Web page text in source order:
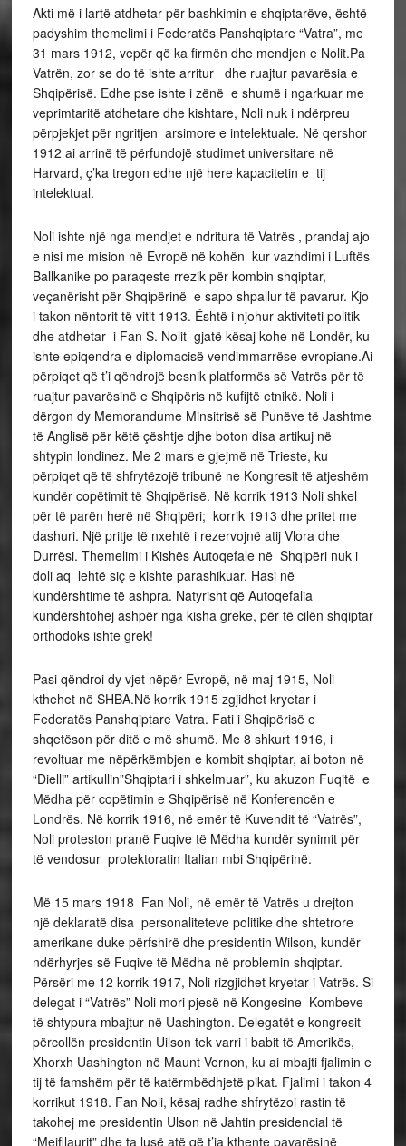
Akti më i lartë atdhetar për bashkimin e shqiptarëve, është
padyshim themelimi i Federatës Panshqiptare “Vatra”, me
31 mars 1912, vepër që ka firmën dhe mendjen e Nolit.Pa
Vatrën, zor se do të ishte arritur dhe ruajtur pavarësia e
Shqipërisë. Edhe pse ishte i zënë e shumë i ngarkuar me
veprimtaritë atdhetare dhe kishtare, Noli nuk i ndërpreu
përpjekjet për ngritjen arsimore e intelektuale. Në qershor
1912 ai arrinë të përfundojë studimet universitare në
Harvard, ç’ka tregon edhe një here kapacitetin e tij
intelektual.
Noli ishte një nga mendjet e ndritura të Vatrës , prandaj ajo
e nisi me mision në Evropë në kohën kur vazhdimi i Luftës
Ballkanike po paraqeste rrezik për kombin shqiptar,
veçanërisht për Shqipërinë e sapo shpallur të pavarur. Kjo
i takon nëntorit të vitit 1913. Është i njohur aktiviteti politik
dhe atdhetar i Fan S. Nolit gjatë kësaj kohe në Londër, ku
ishte epiqendra e diplomacisë vendimmarrëse evropiane.Ai
përpiqet që t’i qëndrojë besnik platformës së Vatrës për të
ruajtur pavarësinë e Shqipëris në kufijtë etnikë. Noli i
dërgon dy Memorandume Minsitrisë së Punëve të Jashtme
të Anglisë për këtë çështje djhe boton disa artikuj në
shtypin londinez. Me 2 mars e gjejmë në Trieste, ku
përpiqet që të shfrytëzojë tribunë ne Kongresit të atjeshëm
kundër copëtimit të Shqipërisë. Në korrik 1913 Noli shkel
për të parën herë në Shqipëri; korrik 1913 dhe pritet me
dashuri. Një pritje të nxehtë i rezervojnë atij Vlora dhe
Durrësi. Themelimi i Kishës Autoqefale në Shqipëri nuk i
doli aq lehtë siç e kishte parashikuar. Hasi në
kundërshtime të ashpra. Natyrisht që Autoqefalia
kundërshtohej ashpër nga kisha greke, për të cilën shqiptar
orthodoks ishte grek!
Pasi qëndroi dy vjet nëpër Evropë, në maj 1915, Noli
kthehet në SHBA.Në korrik 1915 zgjidhet kryetar i
Federatës Panshqiptare Vatra. Fati i Shqipërisë e
shqetëson për ditë e më shumë. Me 8 shkurt 1916, i
revoltuar me nëpërkëmbjen e kombit shqiptar, ai boton në
“Dielli” artikullin”Shqiptari i shkelmuar”, ku akuzon Fuqitë e
Mëdha për copëtimin e Shqipërisë në Konferencën e
Londrës. Në korrik 1916, në emër të Kuvendit të “Vatrës”,
Noli proteston pranë Fuqive të Mëdha kundër synimit për
të vendosur protektoratin Italian mbi Shqipërinë.
Më 15 mars 1918 Fan Noli, në emër të Vatrës u drejton
një deklaratë disa personaliteteve politike dhe shtetrore
amerikane duke përfshirë dhe presidentin Wilson, kundër
ndërhyrjes së Fuqive të Mëdha në problemin shqiptar.
Përsëri me 12 korrik 1917, Noli rizgjidhet kryetar i Vatrës. Si
delegat i “Vatrës” Noli mori pjesë në Kongesine Kombeve
të shtypura mbajtur në Uashington. Delegatët e kongresit
përcollën presidentin Uilson tek varri i babit të Amerikës,
Xhorxh Uashington në Maunt Vernon, ku ai mbajti fjalimin e
tij të famshëm për të katërmbëdhjetë pikat. Fjalimi i takon 4
korrikut 1918. Fan Noli, kësaj radhe shfrytëzoi rastin të
takohej me presidentin Ulson në Jahtin presidencial të
“Mejfllaurit” dhe ta lusë atë që t’ia kthente pavarësinë